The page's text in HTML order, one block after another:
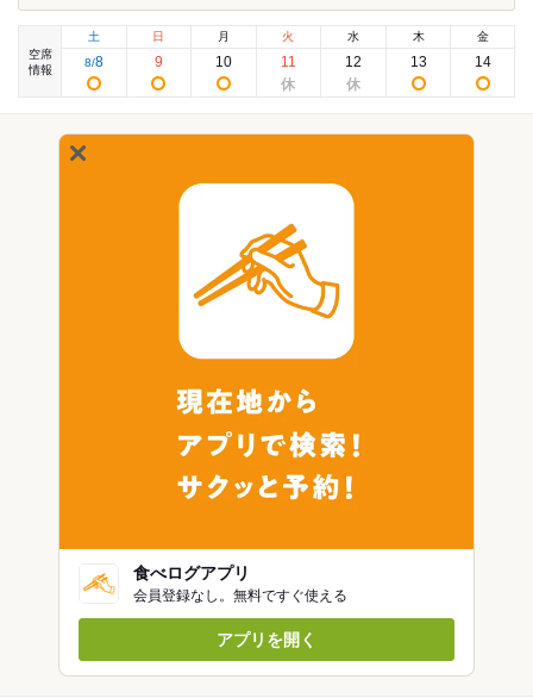
空席
情報
土
8/8
日
9
月
10
火
11
水
12
木
13
金
14
食べログアプリ
会員登録なし。無料ですぐ使える
アプリを開く